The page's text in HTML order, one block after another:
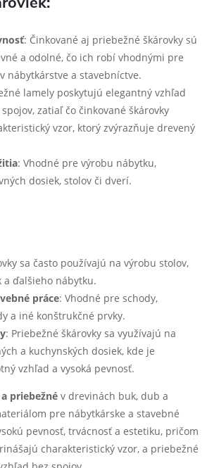
: Činkované aj priebežné škárovky sú
a odolné, čo ich robí vhodnými pre
nábytkárstve a stavebníctve.
lamely poskytujú elegantný vzhľad
zatiaľ čo činkované škárovky
vzor, ktorý zvýrazňuje drevený
: Vhodné pre výrobu nábytku,
dosiek, stolov či dverí.
sa často používajú na výrobu stolov,
a ďalšieho nábytku.
práce: Vhodné pre schody,
a iné konštrukčné prvky.
: Priebežné škárovky sa využívajú na
a kuchynských dosiek, kde je
vzhľad a vysoká pevnosť.
priebežné v drevinách buk, dub a
pre nábytkárske a stavebné
pevnosť, trvácnosť a estetiku, pričom
charakteristický vzor, a priebežné